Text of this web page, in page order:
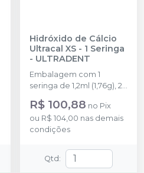
Hidróxido de Cálcio
Ultracal XS - 1 Seringa
- ULTRADENT
Embalagem com 1
seringa de 1,2ml (1,76g), 2
R$ 100,88 no Pix
ou R$ 104,00 nas demais
condições
Qtd :